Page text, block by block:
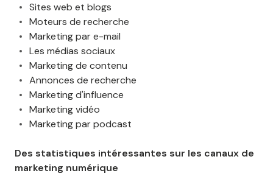
Sites web et blogs
Moteurs de recherche
Marketing par e-mail
Les médias sociaux
Marketing de contenu
Annonces de recherche
Marketing d'influence
Marketing vidéo
Marketing par podcast
Des statistiques intéressantes sur les canaux de
marketing numérique